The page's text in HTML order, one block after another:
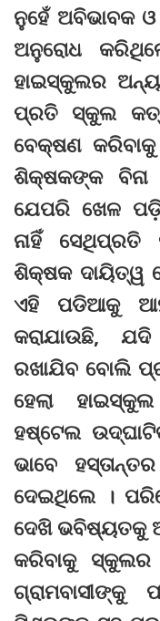
ନୁହେଁ ଅବିଭାବକ ଓ
ଅନୁରୋଧ
ହାଇସ୍କୁଲର
ପ୍ରତି ସ୍କୁଲ
ବେକ୍ଷଣ କରିବାକୁ
ଶିକ୍ଷକଙ୍କ
ଯେପରି ଖେଳ
ନାହିଁ
ଶିକ୍ଷକ ଦାୟିତ୍ୱ
ଏହି ପଡିଆକୁ
କରାଯାଉଛି,
ରଖାଯିବ ବୋଲି
ହେଲା
ହ‌ଷ୍ଟେଲ
ଭାବେ
ଦେଇଥିଲେ ।
ଦେଖି ଭବି‌ଷ୍ୟତକୁ
କରିବାକୁ
ଗ୍ରାମବାସୀଙ୍କୁ